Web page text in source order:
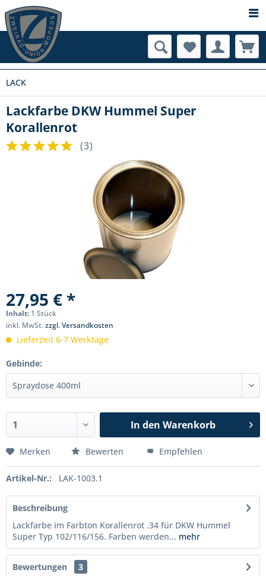
LACK
Lackfarbe DKW Hummel Super
Korallenrot
(3)
27,95 € *
Inhalt: 1 Stück
inkl. MwSt.zzgl. Versandkosten
Lieferzeit 6-7 Werktage
Gebinde:
In den Warenkorb
Merken Bewerten Empfehlen
Artikel-Nr.: LAK-1003.1
Beschreibung
Lackfarbe im Farbton Korallenrot .34 für DKW Hummel
Super Typ 102/116/156. Farben werden... mehr
Bewertungen
3